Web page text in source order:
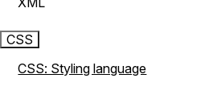
CSS
CSS: Styling language